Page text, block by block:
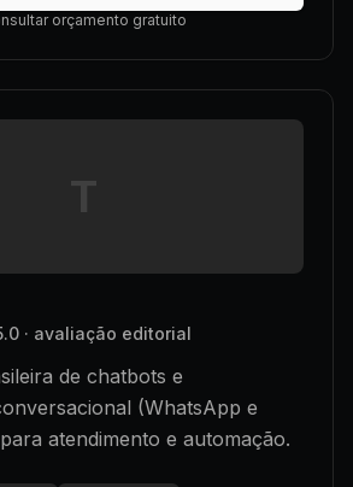
orçamento gratuito
T
· avaliação editorial
de chatbots e
(WhatsApp e
atendimento e automação.